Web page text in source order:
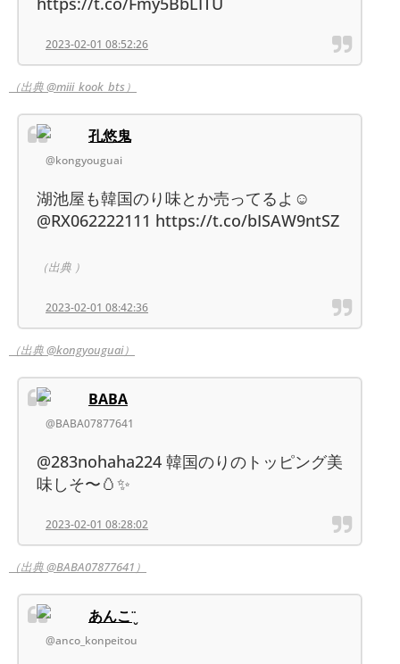
2023-02-01 08:52:26
（出典 @miii_kook_bts）
孔悠鬼
@kongyouguai
湖池屋も韓国のり味とか売ってるよ☺️
@RX062222111 https://t.co/bISAW9ntSZ
（出典 ）
2023-02-01 08:42:36
（出典 @kongyouguai）
BABA
@BABA07877641
@283nohaha224 韓国のりのトッピング美
味しそ〜🥚✨
2023-02-01 08:28:02
（出典 @BABA07877641）
あんこ¨̮
@anco_konpeitou